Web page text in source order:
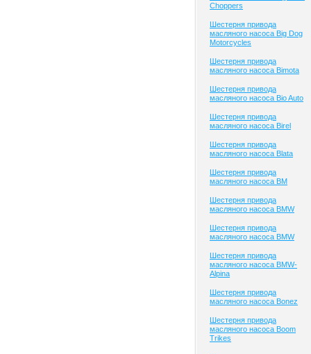
Choppers
Шестерня привода
масляного насоса Big Dog
Motorcycles
Шестерня привода
масляного насоса Bimota
Шестерня привода
масляного насоса Bio Auto
Шестерня привода
масляного насоса Birel
Шестерня привода
масляного насоса Blata
Шестерня привода
масляного насоса BM
Шестерня привода
масляного насоса BMW
Шестерня привода
масляного насоса BMW
Шестерня привода
масляного насоса BMW-
Alpina
Шестерня привода
масляного насоса Bonez
Шестерня привода
масляного насоса Boom
Trikes